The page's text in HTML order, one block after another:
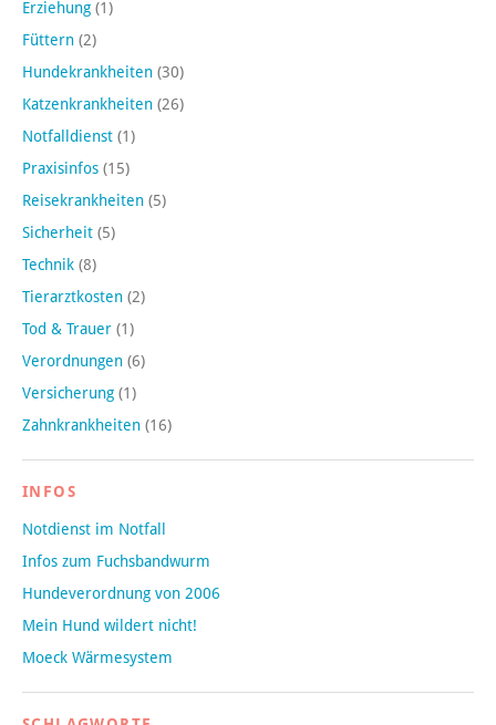
Erziehung (1)
Füttern (2)
Hundekrankheiten (30)
Katzenkrankheiten (26)
Notfalldienst (1)
Praxisinfos (15)
Reisekrankheiten (5)
Sicherheit (5)
Technik (8)
Tierarztkosten (2)
Tod & Trauer (1)
Verordnungen (6)
Versicherung (1)
Zahnkrankheiten (16)
INFOS
Notdienst im Notfall
Infos zum Fuchsbandwurm
Hundeverordnung von 2006
Mein Hund wildert nicht!
Moeck Wärmesystem